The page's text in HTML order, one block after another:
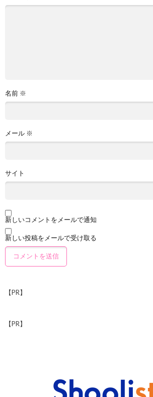
名前 ※
メール ※
サイト
新しいコメントをメールで通知
新しい投稿をメールで受け取る
【PR】
【PR】